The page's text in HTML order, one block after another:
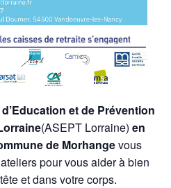
et de Prévention
(ASEPT Lorraine) en
de Morhangevous
pour vous aider à bien
et dans votre corps.